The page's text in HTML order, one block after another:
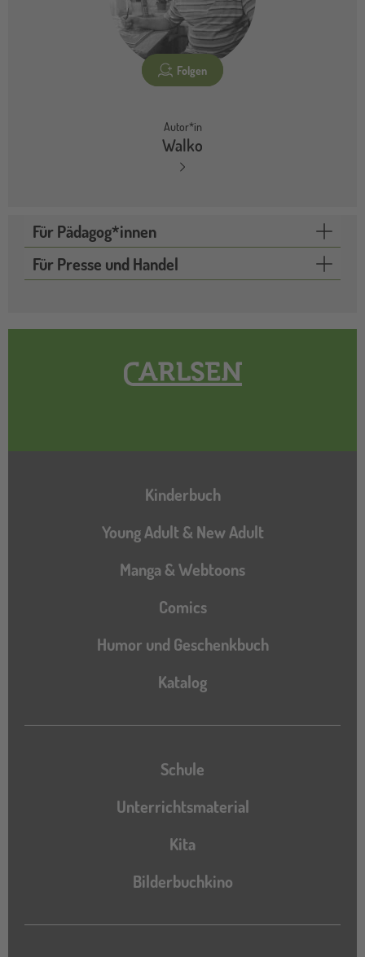
Folgen
Autor*in
Walko
Für Pädagog*innen
Für Presse und Handel
Hauptnavigation
Kinderbuch
Young Adult & New Adult
Manga & Webtoons
Comics
Humor und Geschenkbuch
Katalog
Katalog
Schule
Unterrichtsmaterial
Kita
Bilderbuchkino